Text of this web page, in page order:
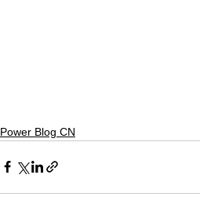
Power Blog CN